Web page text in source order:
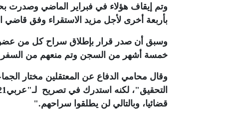
وتم إيقاف هؤلاء في فبراير الماضي وصدرت
بأربعة أخرى لأجل مزيد الاستقراء وفق قاضي
وسبق أن صدر قرار بإطلاق سراح كل من
خمسة أشهر من السجن وتم منعهم من السفر أو
وقال محامي الدفاع عن المعتقلين مختار
قضائيا، وبالتالي لن يطلقوا سراحهم".